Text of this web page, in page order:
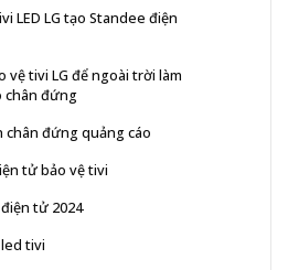
LED LG tạo Standee điện
vệ tivi LG để ngoài trời làm
chân đứng
chân đứng quảng cáo
tử bảo vệ tivi
tử 2024
tivi